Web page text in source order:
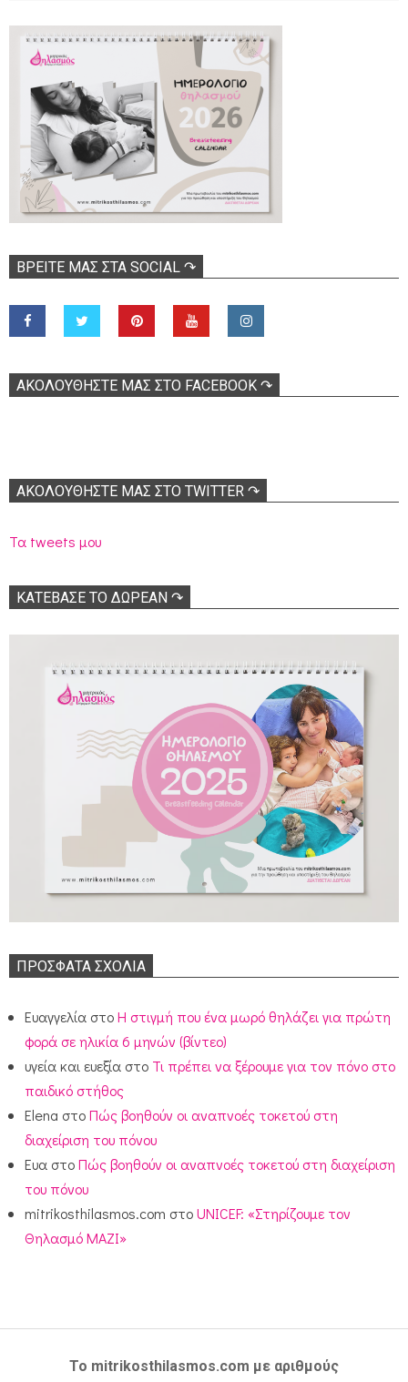
ΒΡΕΊΤΕ ΜΑΣ ΣΤΑ SOCIAL ↷
ΑΚΟΛOΥΘΉΣΤΕ ΜΑΣ ΣΤΟ FACEBOOK ↷
ΑΚΟΛΟΥΘΉΣΤΕ ΜΑΣ ΣΤΟ TWITTER ↷
Τα tweets μου
ΚΑΤΕΒΑΣΕ ΤΟ ΔΩΡΕΑΝ ↷
ΠΡΌΣΦΑΤΑ ΣΧΌΛΙΑ
Ευαγγελία στοΗ στιγμή που ένα μωρό θηλάζει για πρώτη
φορά σε ηλικία 6 μηνών (βίντεο)
υγεία και ευεξία στο Τι πρέπει να ξέρουμε για τον πόνο στο
παιδικό στήθος
Elena στοΠώς βοηθούν οι αναπνοές τοκετού στη
διαχείριση του πόνου
Ευα στοΠώς βοηθούν οι αναπνοές τοκετού στη διαχείριση
του πόνου
mitrikosthilasmos.com στοUNICEF: «Στηρίζουμε τον
Θηλασμό ΜΑΖΙ»
Το mitrikosthilasmos.com με αριθμούς